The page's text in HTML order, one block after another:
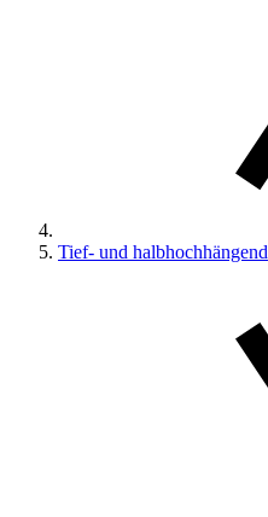
Tief- und halbhochhängend